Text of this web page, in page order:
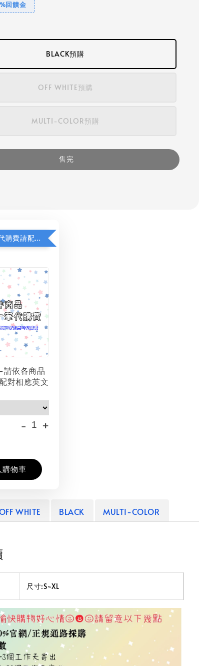
回饋金
BLACK預購
OFF WHITE預購
MULTI-COLOR預購
售完
若顯示未含代購費請配對加購(未加購視同無效訂單)
依各商品
對相應英文
- +
購物車
WHITE BLACK MULTI-COLOR
尺寸:S~XL